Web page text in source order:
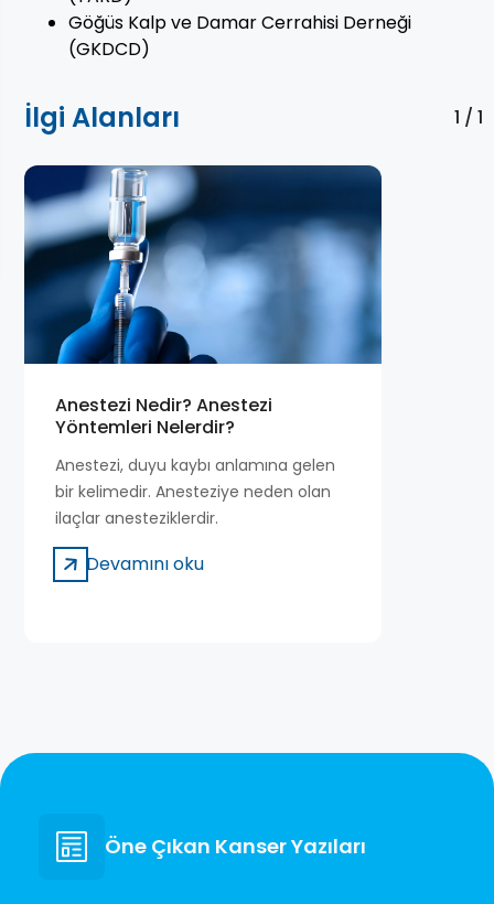
Göğüs Kalp ve Damar Cerrahisi Derneği
(GKDCD)
İlgi Alanları 1 / 1
Anestezi Nedir? Anestezi
Yöntemleri Nelerdir?
Anestezi, duyu kaybı anlamına gelen
bir kelimedir. Anesteziye neden olan
ilaçlar anesteziklerdir.
Devamını oku
Öne Çıkan Kanser Yazıları